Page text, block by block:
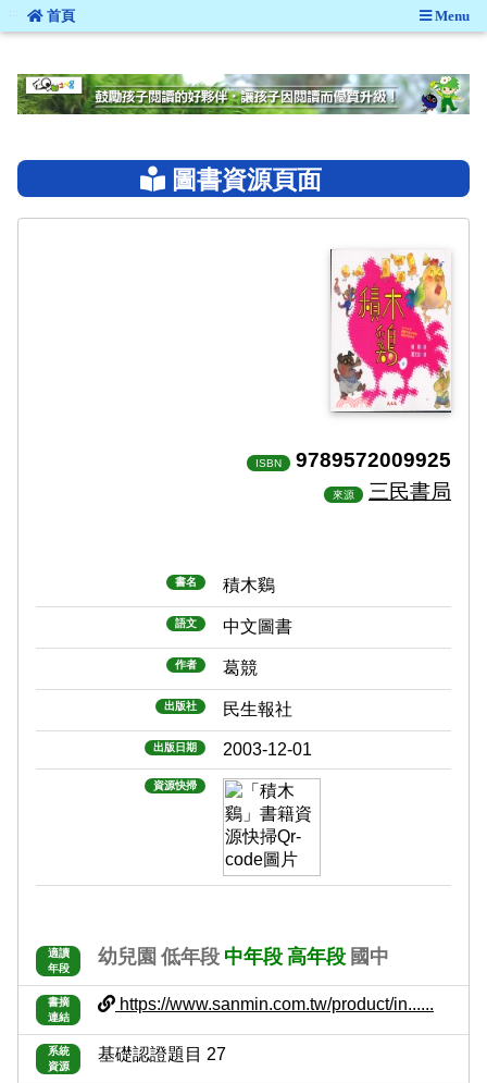
::: 首頁 Menu
圖書資源頁面
ISBN 9789572009925
來源 三民書局
書名 積木鷄
語文 中文圖書
作者 葛競
出版社 民生報社
出版日期 2003-12-01
資源快掃
適讀
年段
幼兒園 低年段 中年段 高年段 國中
書摘
連結
https://www.sanmin.com.tw/product/in......
系統
資源
基礎認證題目 27